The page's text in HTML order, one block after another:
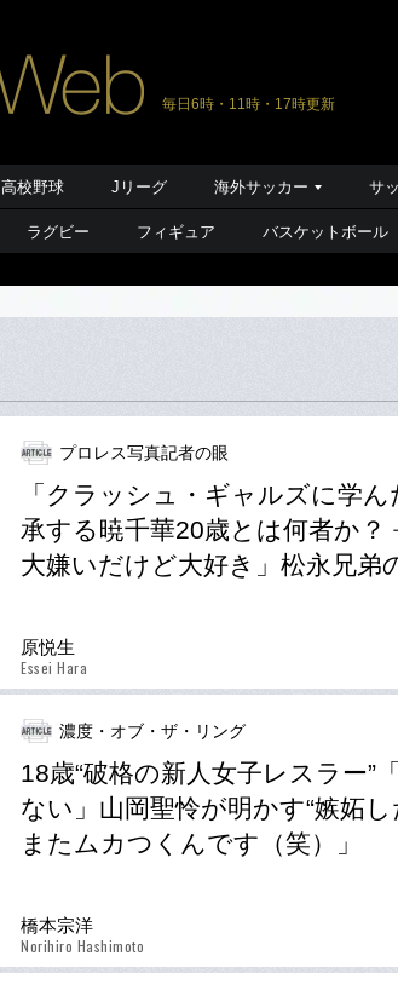
毎日6時・11時・17時更新
高校野球 Jリーグ 海外サッカー サ
ラグビー フィギュア バスケットボール
プロレス写真記者の眼
「クラッシュ・ギャルズに学
承する暁千華20歳とは何者か
大嫌いだけど大好き」松永兄弟
原悦生
Essei Hara
濃度・オブ・ザ・リング
18歳“破格の新人女子レスラー”
ない」山岡聖怜が明かす“嫉妬
またムカつくんです（笑）」
橋本宗洋
Norihiro Hashimoto